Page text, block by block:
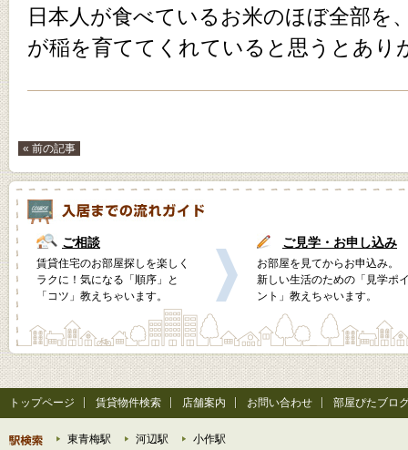
日本人が食べているお米のほぼ全部を
が稲を育ててくれていると思うとあり
« 前の記事
ご相談
賃貸住宅のお部屋探しを楽しく
ラクに！気になる「順序」と
「コツ」教えちゃいます。
ご見学・お申し込み
お部屋を見てからお申込み。
新しい生活のための「見学ポ
ント」教えちゃいます。
トップページ 賃貸物件検索 店舗案内 お問い合わせ 部屋ぴたブロ
東青梅駅 河辺駅 小作駅